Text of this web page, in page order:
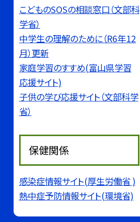
こどものSOSの相談窓口（文部科
学省）
中学生の理解のために（R6年12
月）更新
家庭学習のすすめ(富山県学習
応援サイト)
子供の学び応援サイト（文部科学
省）
保健関係
感染症情報サイト(厚生労働省 )
熱中症予防情報サイト(環境省)